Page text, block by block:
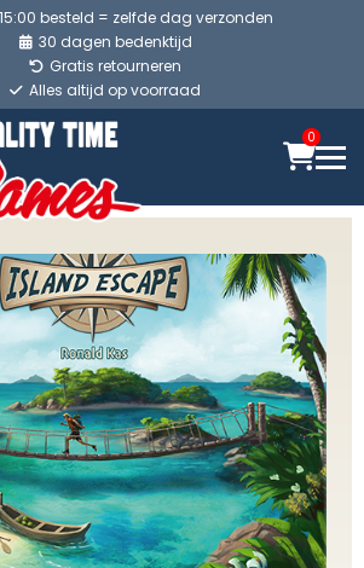
besteld = zelfde dag verzonden
30 dagen bedenktijd
Gratis retourneren
Alles altijd op voorraad
0